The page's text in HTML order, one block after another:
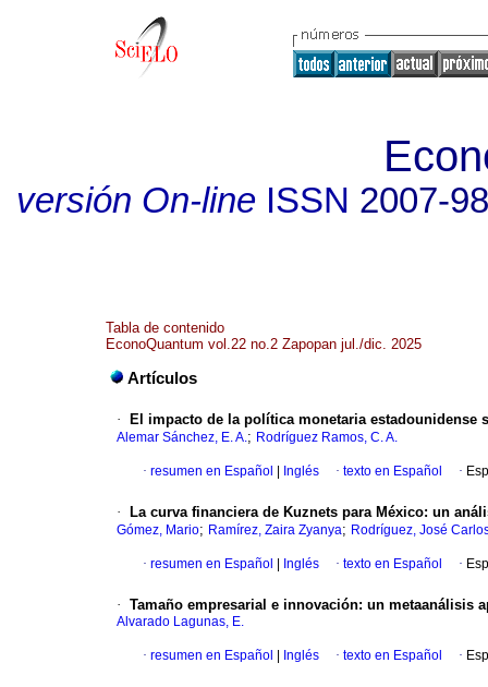
versión On-lineISSN 2007-
Tabla de contenido
EconoQuantum vol.22 no.2 Zapopan jul./dic. 2025
Artículos
· El impacto de la política monetaria estadounidense
Alemar Sánchez, E. A.; Rodríguez Ramos, C. A.
· resumen en Español Inglés · texto en Español ·
· La curva financiera de Kuznets para México: un
Gómez, Mario; Ramírez, Zaira Zyanya; Rodríguez, José
· resumen en Español Inglés · texto en Español ·
· Tamaño empresarial e innovación: un metaanálisis
Alvarado Lagunas, E.
· resumen en Español Inglés · texto en Español ·